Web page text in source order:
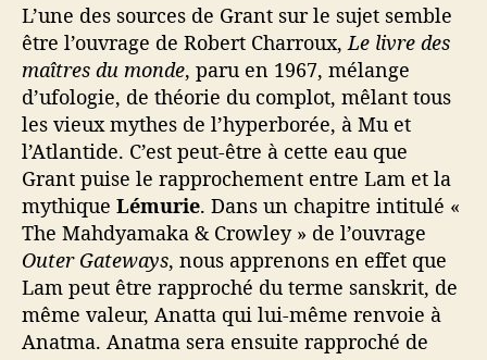
L’une des sources de Grant sur le sujet semble
être l’ouvrage de Robert Charroux, Le livre des
maîtres du monde, paru en 1967, mélange
d’ufologie, de théorie du complot, mêlant tous
les vieux mythes de l’hyperborée, à Mu et
l’Atlantide. C’est peut-être à cette eau que
Grant puise le rapprochement entre Lam et la
mythique Lémurie. Dans un chapitre intitulé «
The Mahdyamaka & Crowley » de l’ouvrage
Outer Gateways, nous apprenons en effet que
Lam peut être rapproché du terme sanskrit, de
même valeur, Anatta qui lui-même renvoie à
Anatma. Anatma sera ensuite rapproché de